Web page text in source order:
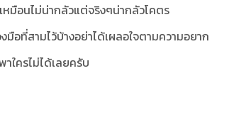
มือนไม่น่ากลัวแต่จริงๆน่ากลัวโคตร
มือที่สามไว้บ้างอย่าได้เผลอใจตามความอยาก
ใครไม่ได้เลยครับ